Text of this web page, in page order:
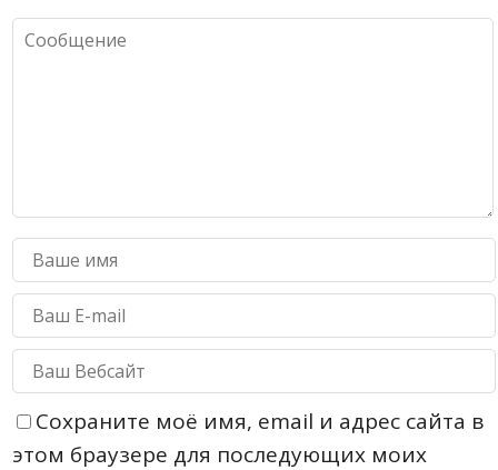
Сохраните моё имя, email и адрес сайта в
этом браузере для последующих моих